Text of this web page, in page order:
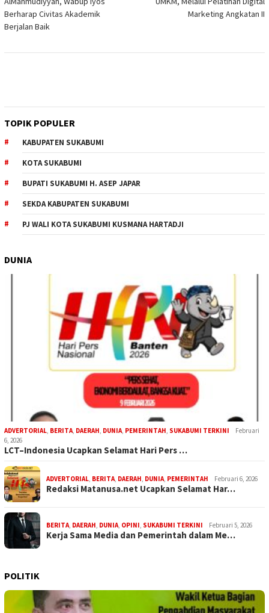
Berharap Civitas Akademik
Berjalan Baik
Marketing Angkatan II
TOPIK POPULER
KABUPATEN SUKABUMI
KOTA SUKABUMI
BUPATI SUKABUMI H. ASEP JAPAR
SEKDA KABUPATEN SUKABUMI
PJ WALI KOTA SUKABUMI KUSMANA HARTADJI
DUNIA
ADVERTORIAL, BERITA, DAERAH, DUNIA, PEMERINTAH, SUKABUMI TERKINI
Februari
6, 2026
LCT–Indonesia Ucapkan Selamat Hari Pers …
ADVERTORIAL, BERITA, DAERAH, DUNIA, PEMERINTAH Februari 6, 2026
Redaksi Matanusa.net Ucapkan Selamat Har…
BERITA, DAERAH, DUNIA, OPINI, SUKABUMI TERKINI Februari 5, 2026
Kerja Sama Media dan Pemerintah dalam Me…
POLITIK